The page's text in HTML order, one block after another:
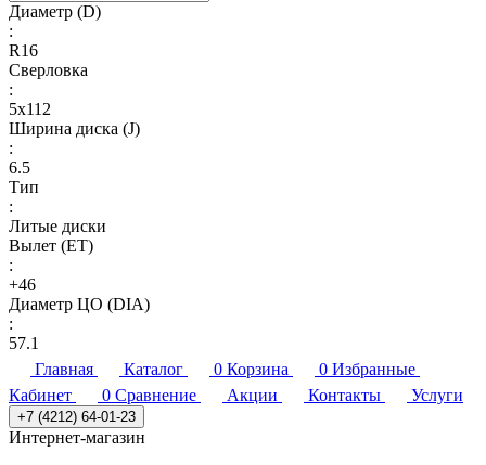
Диаметр (D)
:
R16
Сверловка
:
5х112
Ширина диска (J)
:
6.5
Тип
:
Литые диски
Вылет (ET)
:
+46
Диаметр ЦО (DIA)
:
57.1
Главная
Каталог 0 Корзина 0 Избранные
Кабинет
0 Сравнение Акции Контакты Услуги
+7 (4212) 64-01-23
Интернет-магазин